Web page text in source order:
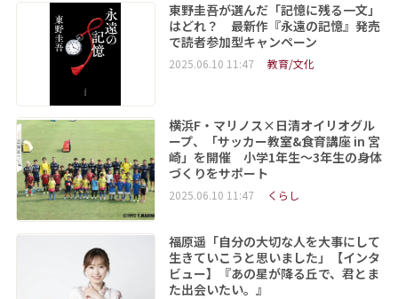
東野圭吾が選んだ「記憶に残る一文」
はどれ？ 最新作『永遠の記憶』発売
で読者参加型キャンペーン
2025.06.10 11:47 教育/文化
横浜F・マリノス×日清オイリオグル
ープ、「サッカー教室&食育講座 in 宮
崎」を開催 小学1年生～3年生の身体
づくりをサポート
2025.06.10 11:47 くらし
福原遥「自分の大切な人を大事にして
生きていこうと思いました」【インタ
ビュー】『あの星が降る丘で、君とま
た出会いたい。』